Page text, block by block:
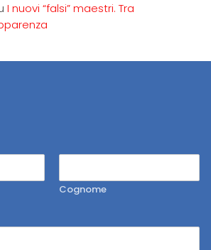
I nuovi “falsi” maestri. Tra
Cognome